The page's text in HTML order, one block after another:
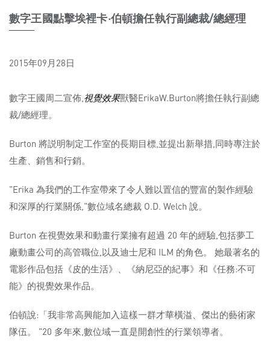
數字王國點擊埃裡卡·伯頓擔任執行副總裁/總經理
2015年09月28日
數字王國周二宣佈,視覺效果獸醫ErikaW.Burton將擔任執行副總
裁/總經理。
Burton 將説明制定工作室的長期目標,並提出新舉措,同時專注於
生產、銷售和行銷。
"Erika 為我們的工作室帶來了令人難以置信的豐富的製作經驗
和深厚的行業關係,"數位域名總裁 O.D. Welch 說。
Burton 在視覺效果和動畫行業擁有超過 20 年的經驗,包括夢工
廠動畫公司的高管職位,以及迪士尼和 ILM 的角色。 她最著名的
電影作品包括《皮的生活》、《納尼亞的紀事》和《任務:不可
能》的視覺效果作品。
伯頓說:「我非常高興能加入這樣一群才華橫溢、傑出的藝術家
隊伍。 "20 多年來,數位域一直是開創性的行業領導者。